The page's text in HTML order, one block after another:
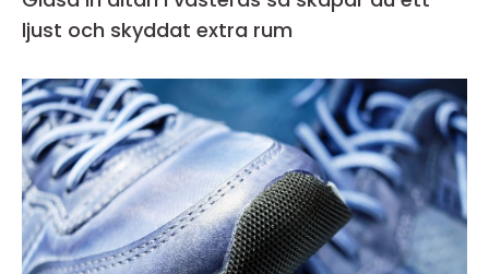
ljust och skyddat extra rum